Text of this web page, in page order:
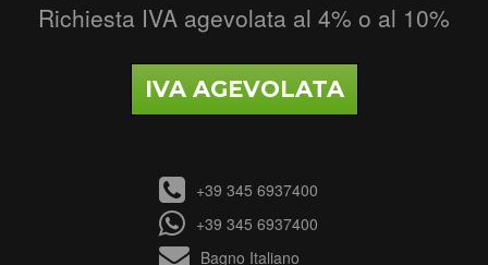
Richiesta IVA agevolata al 4% o al 10%
IVA AGEVOLATA
+39 345 6937400
+39 345 6937400
Bagno Italiano